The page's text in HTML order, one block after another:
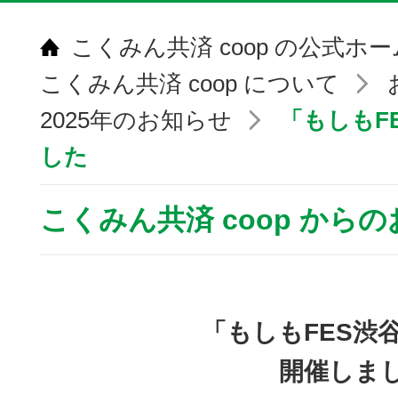
こくみん共済 coop の公式ホ
こくみん共済 coop について
2025年のお知らせ
「もしも
した
こくみん共済 coop からの
「もしもFES渋
開催しま